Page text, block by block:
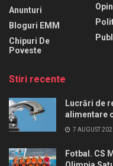
Anunturi
Bloguri EMM
Chipuri De
Poveste
Stiri recente
Lucrări de
alimentare
7 AUGUST
Fotbal. CS